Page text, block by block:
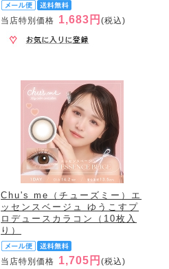
当店特別価格 1,683円(税込)
Chu's me（チューズミー）エ
ッセンスベージュ ゆうこすプ
ロデュースカラコン（10枚入
り）
当店特別価格 1,705円(税込)